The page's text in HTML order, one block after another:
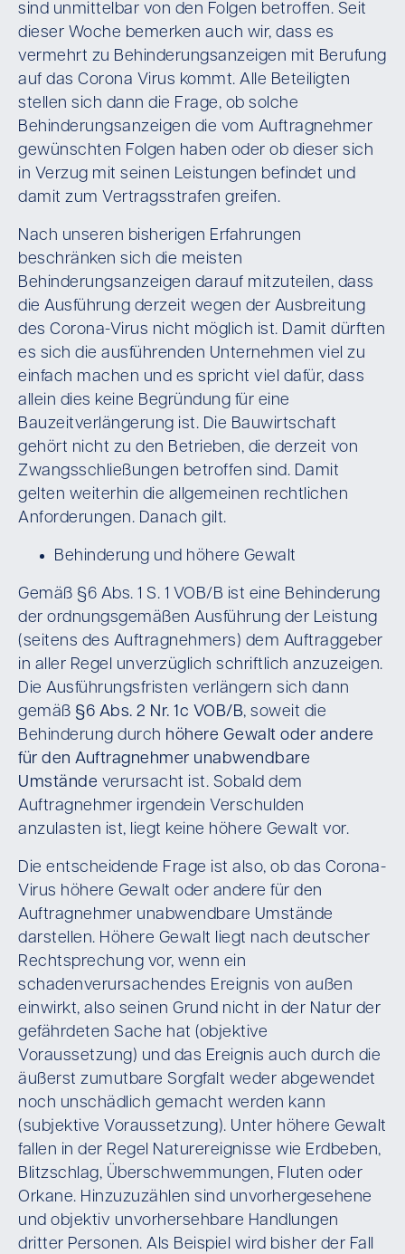
sind unmittelbar von den Folgen betroffen. Seit
dieser Woche bemerken auch wir, dass es
vermehrt zu Behinderungsanzeigen mit Berufung
auf das Corona Virus kommt. Alle Beteiligten
stellen sich dann die Frage, ob solche
Behinderungsanzeigen die vom Auftragnehmer
gewünschten Folgen haben oder ob dieser sich
in Verzug mit seinen Leistungen befindet und
damit zum Vertragsstrafen greifen.
Nach unseren bisherigen Erfahrungen
beschränken sich die meisten
Behinderungsanzeigen darauf mitzuteilen, dass
die Ausführung derzeit wegen der Ausbreitung
des Corona-Virus nicht möglich ist. Damit dürften
es sich die ausführenden Unternehmen viel zu
einfach machen und es spricht viel dafür, dass
allein dies keine Begründung für eine
Bauzeitverlängerung ist. Die Bauwirtschaft
gehört nicht zu den Betrieben, die derzeit von
Zwangsschließungen betroffen sind. Damit
gelten weiterhin die allgemeinen rechtlichen
Anforderungen. Danach gilt.
Behinderung und höhere Gewalt
Gemäß §6 Abs. 1 S. 1 VOB/B ist eine Behinderung
der ordnungsgemäßen Ausführung der Leistung
(seitens des Auftragnehmers) dem Auftraggeber
in aller Regel unverzüglich schriftlich anzuzeigen.
Die Ausführungsfristen verlängern sich dann
gemäß §6 Abs. 2 Nr. 1c VOB/B, soweit die
Behinderung durch höhere Gewalt oder andere
für den Auftragnehmer unabwendbare
Umstände verursacht ist. Sobald dem
Auftragnehmer irgendein Verschulden
anzulasten ist, liegt keine höhere Gewalt vor.
Die entscheidende Frage ist also, ob das Corona-
Virus höhere Gewalt oder andere für den
Auftragnehmer unabwendbare Umstände
darstellen. Höhere Gewalt liegt nach deutscher
Rechtsprechung vor, wenn ein
schadenverursachendes Ereignis von außen
einwirkt, also seinen Grund nicht in der Natur der
gefährdeten Sache hat (objektive
Voraussetzung) und das Ereignis auch durch die
äußerst zumutbare Sorgfalt weder abgewendet
noch unschädlich gemacht werden kann
(subjektive Voraussetzung). Unter höhere Gewalt
fallen in der Regel Naturereignisse wie Erdbeben,
Blitzschlag, Überschwemmungen, Fluten oder
Orkane. Hinzuzuzählen sind unvorhergesehene
und objektiv unvorhersehbare Handlungen
dritter Personen. Als Beispiel wird bisher der Fall